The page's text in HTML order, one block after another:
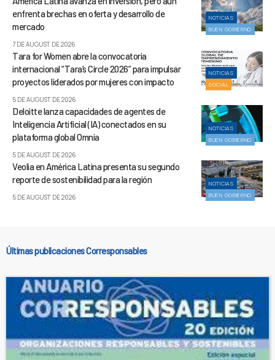
NOTICIAS
BUEN GOBIERNO
enfrenta brechas en oferta y desarrollo de
mercado
7 DE AUGUST DE 2026
NOTICIAS
SOCIAL
Tara for Women abre la convocatoria
internacional “Tara’s Circle 2026” para impulsar
proyectos liderados por mujeres con impacto
5 DE AUGUST DE 2026
NOTICIAS
BUEN GOBIERNO
Deloitte lanza capacidades de agentes de
Inteligencia Artificial (IA) conectados en su
plataforma global Omnia
5 DE AUGUST DE 2026
NOTICIAS
BUEN GOBIERNO
Veolia en América Latina presenta su segundo
reporte de sostenibilidad para la región
5 DE AUGUST DE 2026
Últimas publicaciones Corresponsables